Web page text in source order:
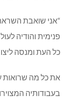
“אני שואבת
פנימית והודיה
כל העת ומנסה
את כל מה שרואות
בעבודותיה